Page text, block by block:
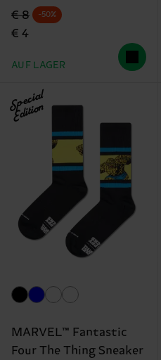
Originalpreis
€ 8
Reduzierter Preis
€ 4
-50%
AUF LAGER
Special
Edition
MARVEL™ Fantastic
Four The Thing Sneaker